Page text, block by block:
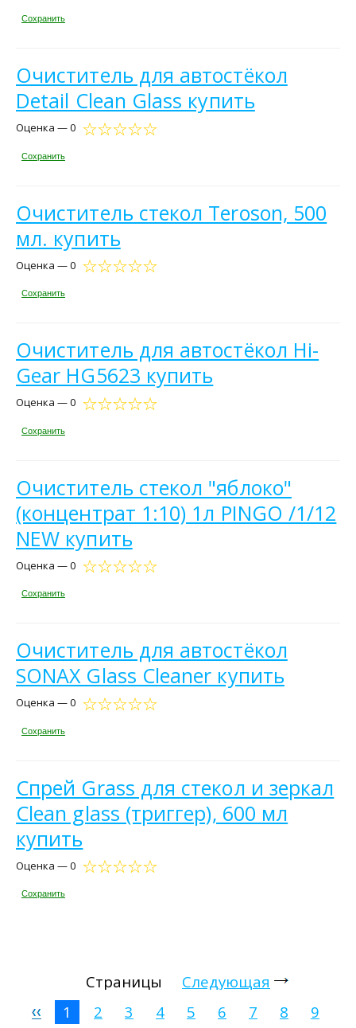
Сохранить
Очиститель для автостёкол
Detail Clean Glass купить
Оценка — 0
Сохранить
Очиститель стекол Teroson, 500
мл. купить
Оценка — 0
Сохранить
Очиститель для автостёкол Hi-
Gear HG5623 купить
Оценка — 0
Сохранить
Очиститель стекол "яблоко"
(концентрат 1:10) 1л PINGO /1/12
NEW купить
Оценка — 0
Сохранить
Очиститель для автостёкол
SONAX Glass Cleaner купить
Оценка — 0
Сохранить
Спрей Grass для стекол и зеркал
Clean glass (триггер), 600 мл
купить
Оценка — 0
Сохранить
Страницы
Следующая
1
2 3 4 5 6 7 8
9